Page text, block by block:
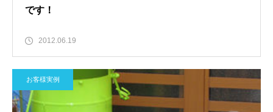
です！
2012.06.19
お客様実例